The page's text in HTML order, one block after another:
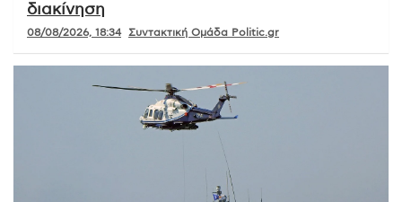
διακίνηση
08/08/2026, 18:34 Συντακτική Ομάδα Politic.gr